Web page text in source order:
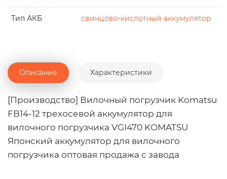
Тип АКБ свинцово-кислотный аккумулятор
Описание Характеристики
[Производство] Вилочный погрузчик Komatsu
FB14-12 трехосевой аккумулятор для
вилочного погрузчика VGI470 KOMATSU
Японский аккумулятор для вилочного
погрузчика оптовая продажа с завода